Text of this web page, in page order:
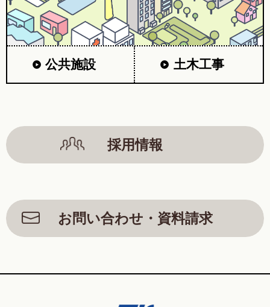
公共施設 土木工事
採用情報
お問い合わせ・資料請求